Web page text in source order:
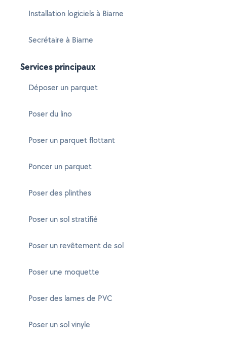
Installation logiciels à Biarne
Secrétaire à Biarne
Services principaux
Déposer un parquet
Poser du lino
Poser un parquet flottant
Poncer un parquet
Poser des plinthes
Poser un sol stratifié
Poser un revêtement de sol
Poser une moquette
Poser des lames de PVC
Poser un sol vinyle